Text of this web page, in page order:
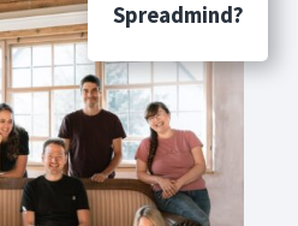
Spreadmind?